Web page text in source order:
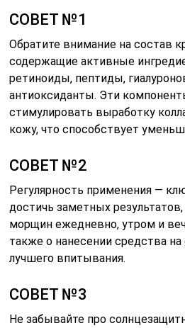
СОВЕТ №1
Обратите внимание на состав
содержащие активные
ретиноиды, пептиды,
антиоксиданты. Эти
стимулировать выработку
кожу, что способствует
СОВЕТ №2
Регулярность применения —
достичь заметных
морщин ежедневно, утром и
также о нанесении средства
лучшего впитывания.
СОВЕТ №3
Не забывайте про